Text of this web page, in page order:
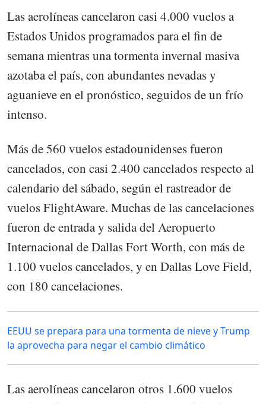
Las aerolíneas cancelaron casi 4.000 vuelos a
Estados Unidos programados para el fin de
semana mientras una tormenta invernal masiva
azotaba el país, con abundantes nevadas y
aguanieve en el pronóstico, seguidos de un frío
intenso.
Más de 560 vuelos estadounidenses fueron
cancelados, con casi 2.400 cancelados respecto al
calendario del sábado, según el rastreador de
vuelos FlightAware. Muchas de las cancelaciones
fueron de entrada y salida del Aeropuerto
Internacional de Dallas Fort Worth, con más de
1.100 vuelos cancelados, y en Dallas Love Field,
con 180 cancelaciones.
EEUU se prepara para una tormenta de nieve y Trump
la aprovecha para negar el cambio climático
Las aerolíneas cancelaron otros 1.600 vuelos